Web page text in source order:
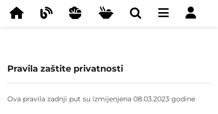
Pravila zaštite privatnosti
Ova pravila zadnji put su izmijenjena 08.03.2023 godine